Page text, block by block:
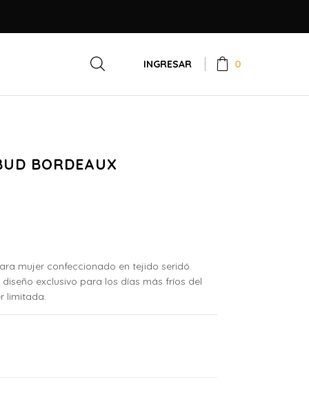
INGRESAR 0
BORDEAUX
mujer confeccionado en tejido seridó.
exclusivo para los días más fríos del
limitada.